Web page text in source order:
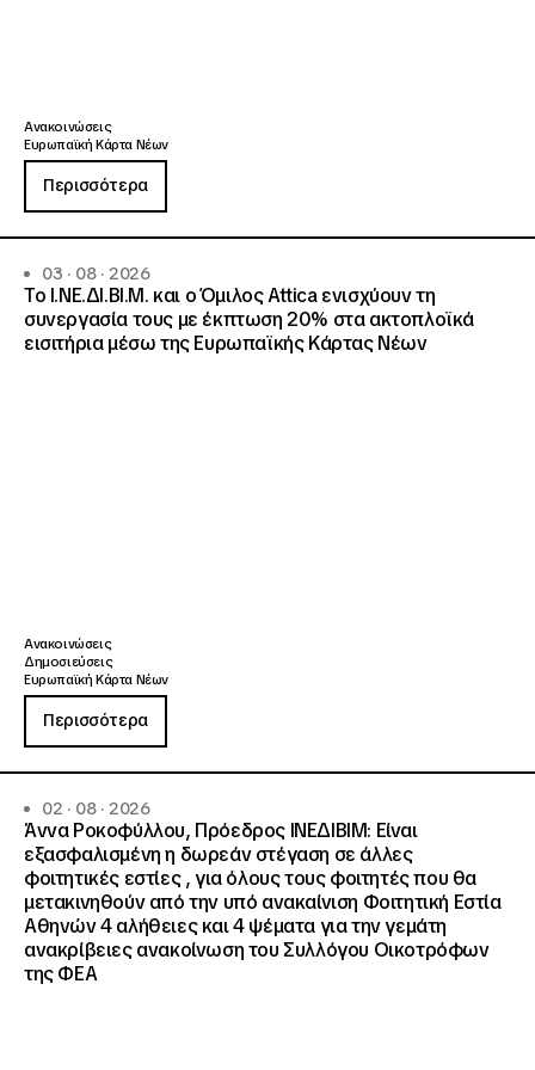
Ανακοινώσεις
Ευρωπαϊκή Κάρτα Νέων
Περισσότερα
03 · 08 · 2026
Το Ι.ΝΕ.ΔΙ.ΒΙ.Μ. και o Όμιλος Attica ενισχύουν τη
συνεργασία τους με έκπτωση 20% στα ακτοπλοϊκά
εισιτήρια μέσω της Ευρωπαϊκής Κάρτας Νέων
Ανακοινώσεις
Δημοσιεύσεις
Ευρωπαϊκή Κάρτα Νέων
Περισσότερα
02 · 08 · 2026
Άννα Ροκοφύλλου, Πρόεδρος ΙΝΕΔΙΒΙΜ: Είναι
εξασφαλισμένη η δωρεάν στέγαση σε άλλες
φοιτητικές εστίες , για όλους τους φοιτητές που θα
μετακινηθούν από την υπό ανακαίνιση Φοιτητική Εστία
Αθηνών 4 αλήθειες και 4 ψέματα για την γεμάτη
ανακρίβειες ανακοίνωση του Συλλόγου Οικοτρόφων
της ΦΕΑ